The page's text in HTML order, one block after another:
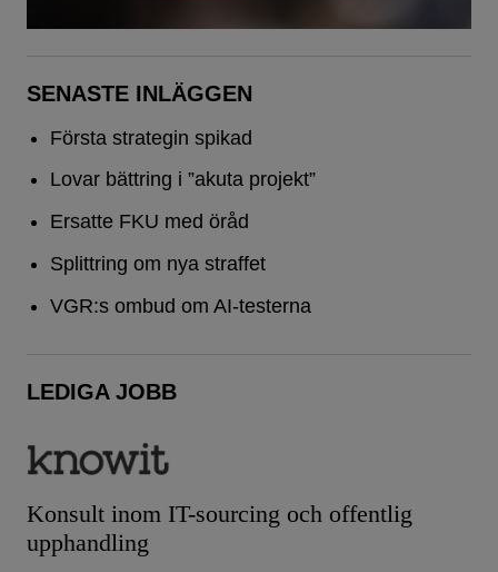
SENASTE INLÄGGEN
Första strategin spikad
Lovar bättring i ”akuta projekt”
Ersatte FKU med öråd
Splittring om nya straffet
VGR:s ombud om AI-testerna
LEDIGA JOBB
Konsult inom IT-sourcing och offentlig
upphandling